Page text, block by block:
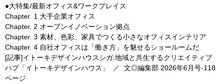
●大特集/最新オフィス&ワークプレイス
Chapter. 1 大手企業オフィス
Chapter. 2 オープンイノベーション拠点
Chapter. 3 素材、色彩、家具でつくる小さなオフィスインテリア
Chapter. 4 自社オフィスは「働き方」を魅せるショールームだ
[記事]イトーキデザインハウスシガ:地域と共生するクリエイティブ
ハブ「イトーキデザインハウス」
／ 文◎編集部 2026年6月号-118
ページ